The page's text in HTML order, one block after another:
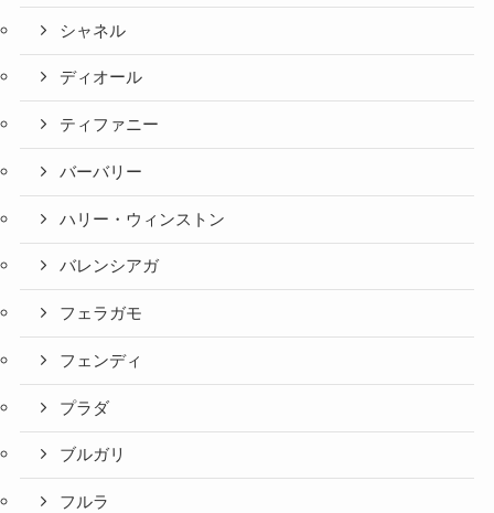
シャネル
ディオール
ティファニー
バーバリー
ハリー・ウィンストン
バレンシアガ
フェラガモ
フェンディ
プラダ
ブルガリ
フルラ